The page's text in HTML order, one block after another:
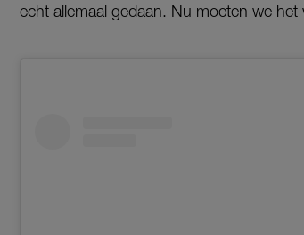
echt allemaal gedaan. Nu moeten we